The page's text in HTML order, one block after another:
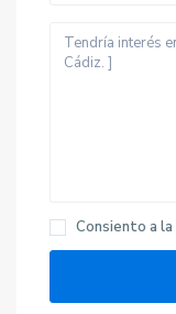
Consiento a la